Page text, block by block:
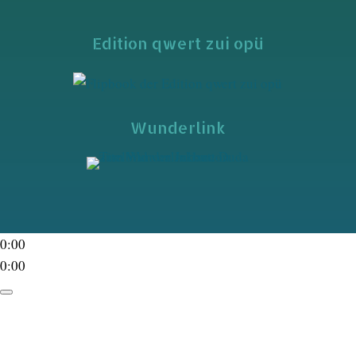
Edition qwert zui opü
Wunderlink
0:00
0:00